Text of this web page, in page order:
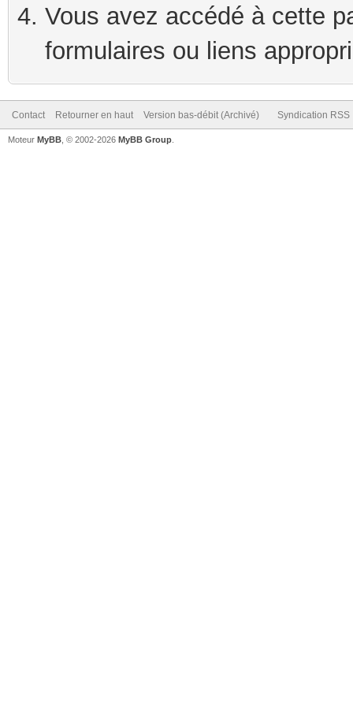
Vous avez accédé à cette
formulaires ou liens
Contact Retourner en haut Version bas-débit (Archivé) Syndication RSS
Moteur MyBB , © 2002-2026 MyBB Group